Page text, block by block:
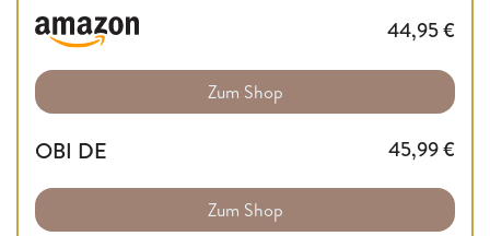
44,95€
Zum Shop
OBI DE 45,99€
Zum Shop